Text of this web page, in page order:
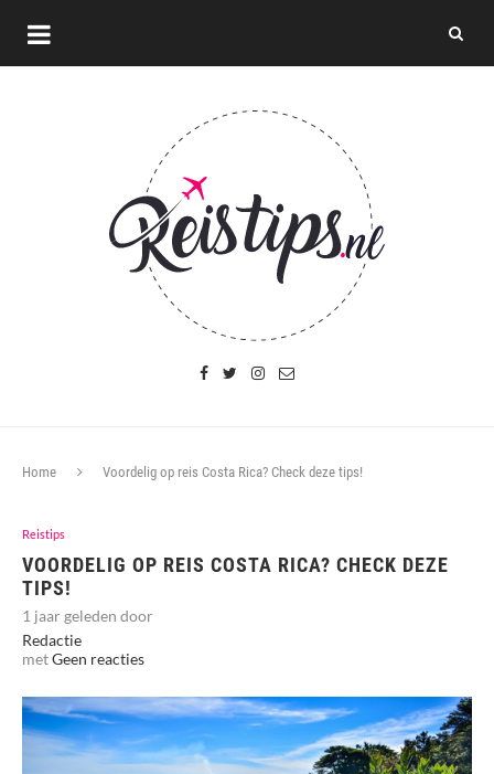
Home Voordelig op reis Costa Rica? Check deze tips!
Reistips
VOORDELIG OP REIS COSTA RICA? CHECK DEZE
TIPS!
1 jaar geleden door
Redactie
metGeen reacties